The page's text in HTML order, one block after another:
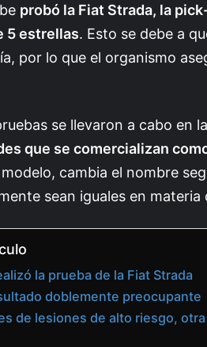
probó la Fiat Strada, la
5 estrellas. Esto se debe a
por lo que el organismo
se llevaron a cabo en
que se comercializan
cambia el nombre
sean iguales en materia
la prueba de la Fiat Strada
doblemente preocupante
de lesiones de alto riesgo,